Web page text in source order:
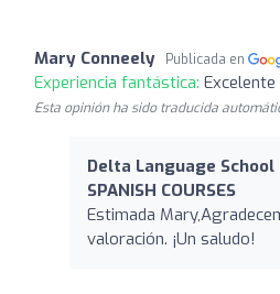
Mary Conneely Publicada en
Experiencia fantástica: Excelente
Esta opinión ha sido traducida
Delta Language School
SPANISH COURSES
Estimada
valoración. ¡Un saludo!